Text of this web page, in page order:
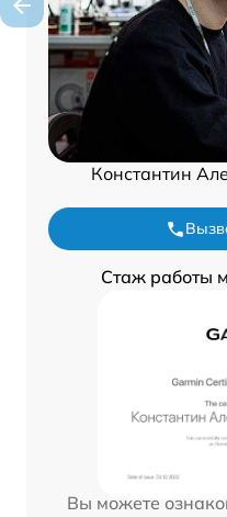
Константин
Стаж работы
Вы можете